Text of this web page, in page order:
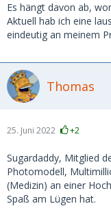
Es hängt davon ab,
Aktuell hab ich eine
eindeutig an meinem
Thomas
25. Juni 2022 +2
Sugardaddy, Mitglied
Photomodell,
(Medizin) an einer
Spaß am Lügen hat.